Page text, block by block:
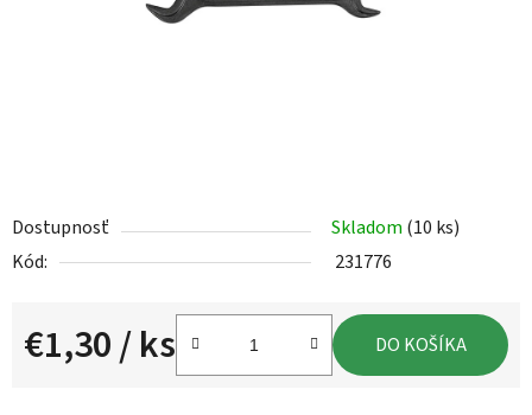
Dostupnosť Skladom (10 ks)
Kód:
231776
€1,30/ ks DO KOŠÍKA